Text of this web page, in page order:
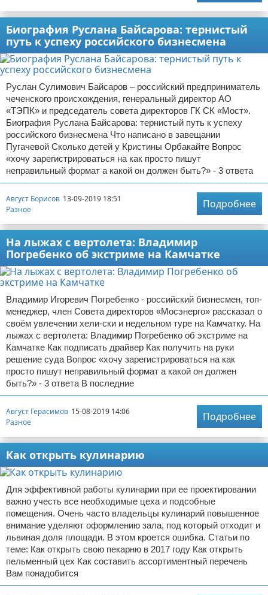
Биография Руслана Байсарова: тернистый
путь к успеху российского бизнесмена
Руслан Сулимович Байсаров – российский предприниматель
чеченского происхождения, генеральный директор АО
«ТЭПК» и председатель совета директоров ГК СК «Мост».
Биография Руслана Байсарова: тернистый путь к успеху
российского бизнесмена Что написано в завещании
Пугачевой Сколько детей у Кристины Орбакайте Вопрос
«хочу зарегистрироваться на как просто пишут
неправильный формат а какой он должен быть?» - 3 ответа
Август Борисов 13-09-2019 18:51
Разное
Подробнее
На лыжах с вертолета: Владимир
Погребенко об экстриме на Камчатке
Владимир Игоревич Погребенко - российский бизнесмен, топ-
менеджер, член Совета директоров «Мосэнерго» рассказал о
своём увлечении хели-ски и недельном туре на Камчатку. На
лыжах с вертолета: Владимир Погребенко об экстриме на
Камчатке Как подписать драйвер Как получить на руки
решение суда Вопрос «хочу зарегистрироваться на как
просто пишут неправильный формат а какой он должен
быть?» - 3 ответа В последние
Август Герасимов 15-08-2019 14:06
Разное
Подробнее
Как открыть кулинарию
Для эффективной работы кулинарии при ее проектировании
важно учесть все необходимые цеха и подсобные
помещения. Очень часто владельцы кулинарий повышенное
внимание уделяют оформлению зала, под который отходит и
львиная доля площади. В этом кроется ошибка. Статьи по
теме: Как открыть свою пекарню в 2017 году Как открыть
пельменный цех Как составить ассортиментный перечень
Вам понадобится